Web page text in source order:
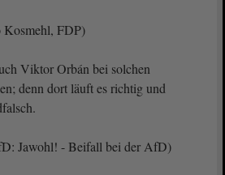
FDP)
Viktor Orbán bei solchen
denn dort läuft es richtig und
Jawohl! - Beifall bei der AfD)